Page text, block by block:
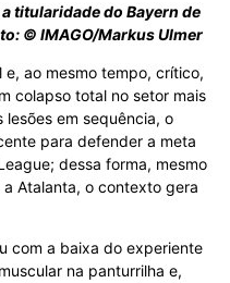
titularidade do Bayern de
© IMAGO/Markus Ulmer
e, ao mesmo tempo, crítico,
colapso total no setor mais
em sequência, o
para defender a meta
dessa forma, mesmo
Atalanta, o contexto gera
com a baixa do experiente
na panturrilha e,